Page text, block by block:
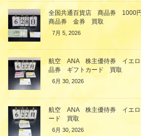
全国共通百貨店 商品券
商品券 金券 買取
7月 5, 2026
航空 ANA 株主優待券 イエ
品券 ギフトカード 買取
6月 30, 2026
航空 ANA 株主優待券 イエ
ード 買取
6月 30, 2026